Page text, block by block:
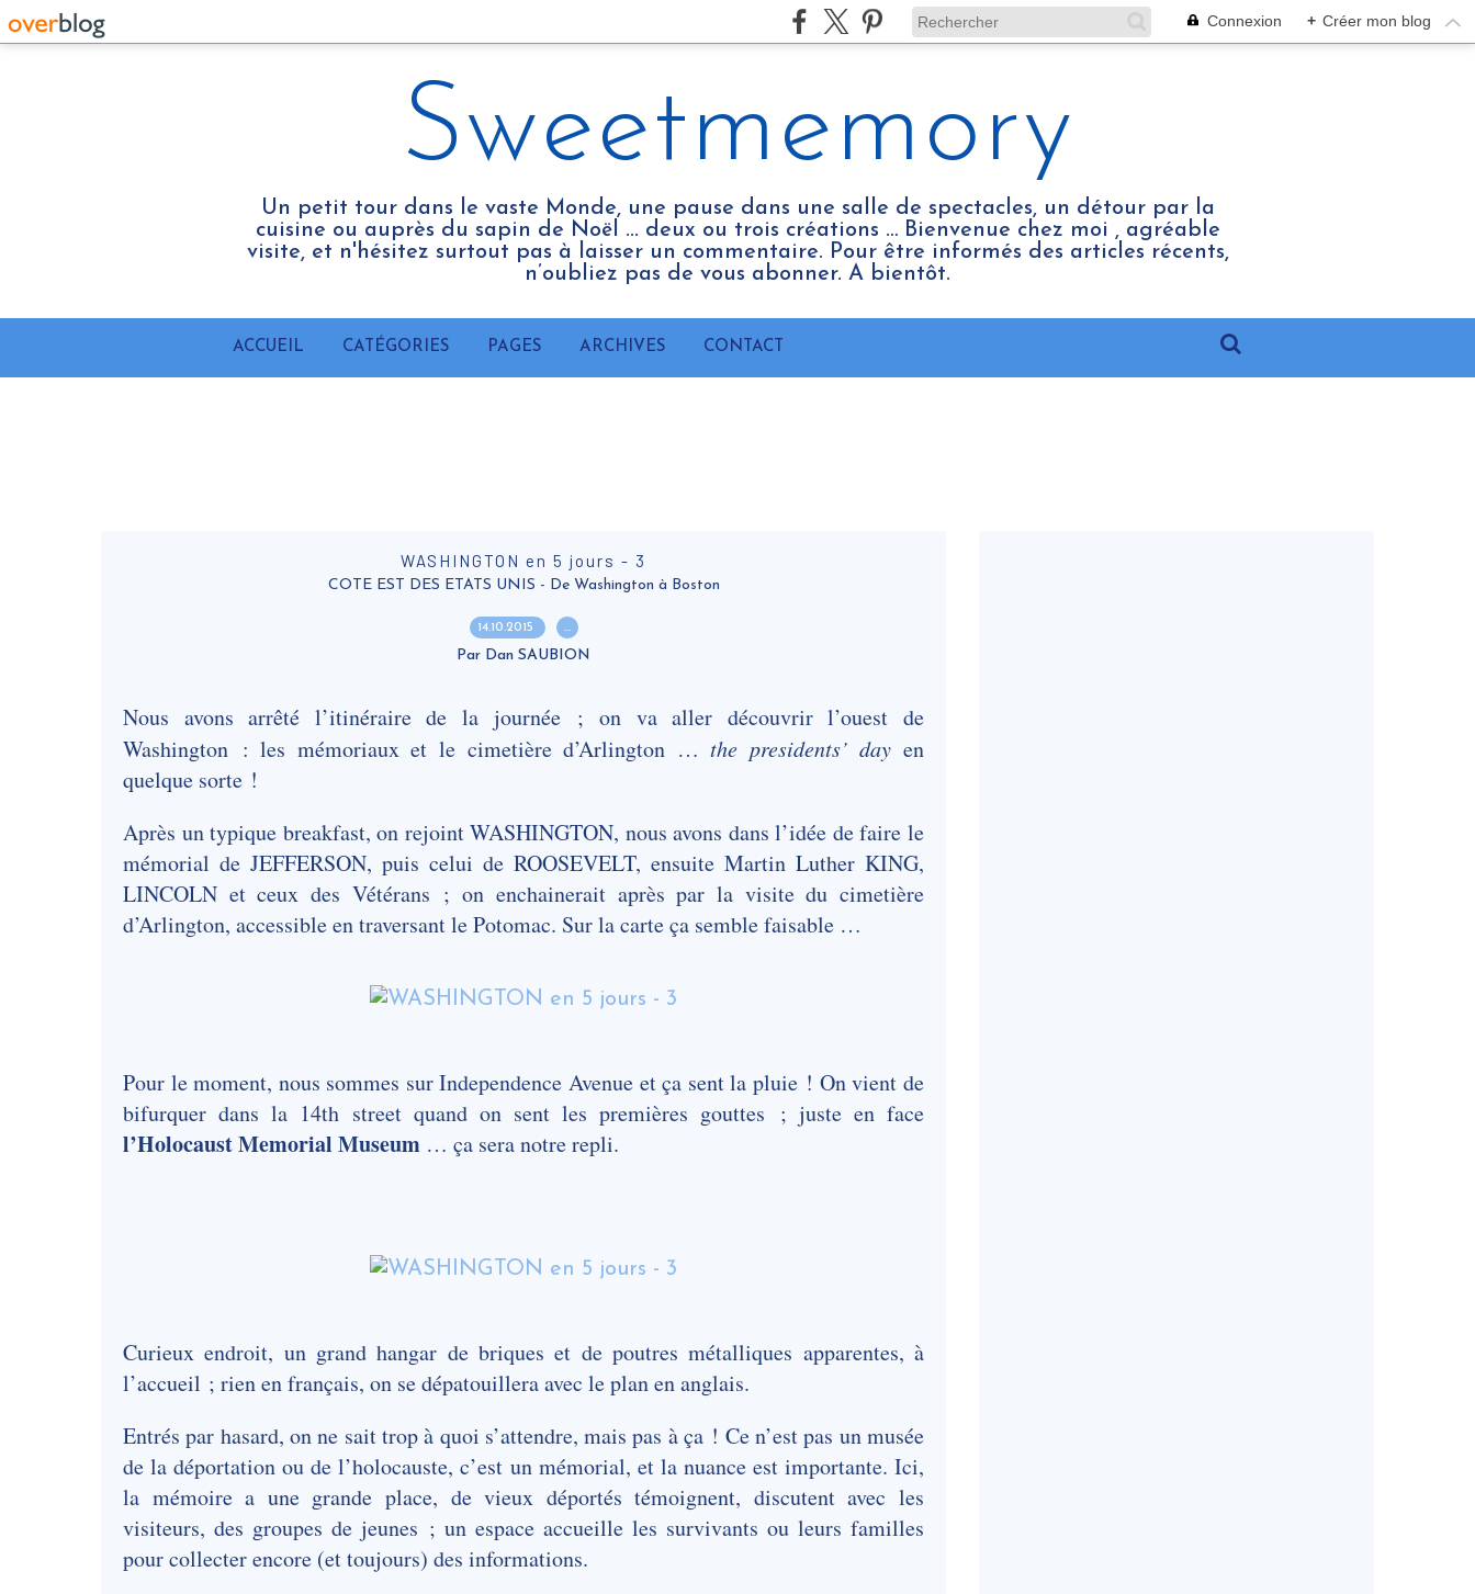
Connexion + Créer mon blog
Sweetmemory
Un petit tour dans le vaste Monde, une pause dans une salle de spectacles, un détour par la
cuisine ou auprès du sapin de Noël ... deux ou trois créations … Bienvenue chez moi , agréable
visite, et n'hésitez surtout pas à laisser un commentaire. Pour être informés des articles récents,
n’oubliez pas de vous abonner. A bientôt.
ACCUEIL CATÉGORIES PAGES ARCHIVES CONTACT
WASHINGTON en 5 jours - 3
COTE EST DES ETATS UNIS - De Washington à Boston
14.10.2015 …
Par Dan SAUBION
Nous avons arrêté l’itinéraire de la journée ; on va aller découvrir l’ouest de
Washington : les mémoriaux et le cimetière d’Arlington … the presidents’ dayen
quelque sorte !
Après un typique breakfast, on rejoint WASHINGTON, nous avons dans l’idée de faire le
mémorial de JEFFERSON, puis celui de ROOSEVELT, ensuite Martin Luther KING,
LINCOLN et ceux des Vétérans ; on enchainerait après par la visite du cimetière
d’Arlington, accessible en traversant le Potomac. Sur la carte ça semble faisable …
Pour le moment, nous sommes sur Independence Avenue et ça sent la pluie ! On vient de
bifurquer dans la 14th street quand on sent les premières gouttes ; juste en face
l’Holocaust Memorial Museum … ça sera notre repli.
Curieux endroit, un grand hangar de briques et de poutres métalliques apparentes, à
l’accueil ; rien en français, on se dépatouillera avec le plan en anglais.
Entrés par hasard, on ne sait trop à quoi s’attendre, mais pas à ça ! Ce n’est pas un musée
de la déportation ou de l’holocauste, c’est un mémorial, et la nuance est importante. Ici,
la mémoire a une grande place, de vieux déportés témoignent, discutent avec les
visiteurs, des groupes de jeunes ; un espace accueille les survivants ou leurs familles
pour collecter encore (et toujours) des informations.